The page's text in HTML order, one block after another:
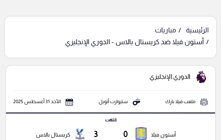
الرئيسية
مباريات
أستون فيلا ضد كريستال بالاس - الدوري الإنجليزي
الدوري الإنجليزي
ملعب فيلا بارك ستيوارت أتويل الأحد 31 أغسطس 2025
أستون فيلا 0
انتهت
3 كريستال بالاس